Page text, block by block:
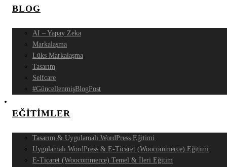
BLOG
AI – Yapay Zeka
Markalaşma
Lüks Markalaşma
Tasarım
Selfcare
#GüncellenmişBlogPost
EĞİTİMLER
Tasarım & Uygulamalı WordPress Eğitimi
Uygulamalı WordPress & E-Ticaret (Woocommerce) Eğitimi
E-Ticaret (Woocommerce) Temel & İleri Eğitim